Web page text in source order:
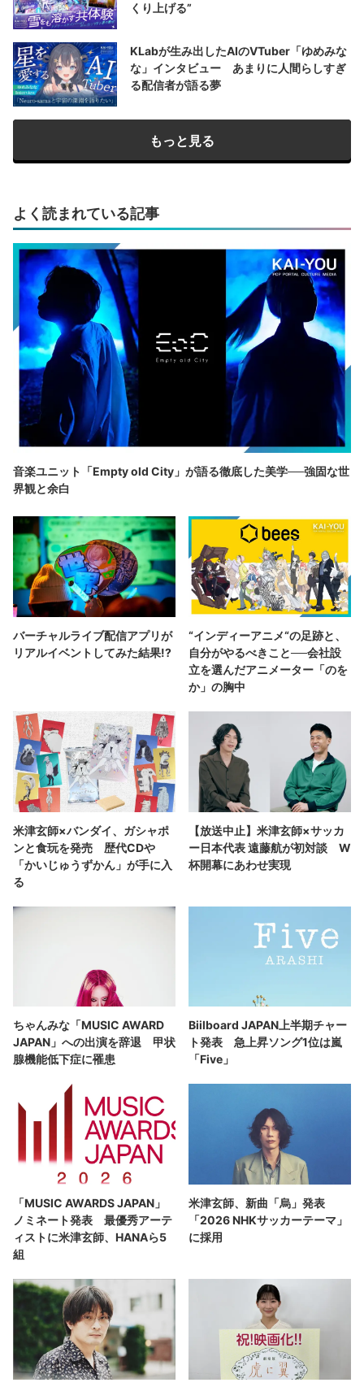
くり上げる”
KLabが生み出したAIのVTuber「ゆめみな
な」インタビュー あまりに人間らしすぎ
る配信者が語る夢
もっと見る
よく読まれている記事
音楽ユニット「Empty old City」が語る徹底した美学──強固な世
界観と余白
バーチャルライブ配信アプリが
リアルイベントしてみた結果!?
“インディーアニメ“の足跡と、
自分がやるべきこと──会社設
立を選んだアニメーター「のを
か」の胸中
米津玄師×バンダイ、ガシャポ
ンと食玩を発売 歴代CDや
「かいじゅうずかん」が手に入
る
【放送中止】米津玄師×サッカ
ー日本代表 遠藤航が初対談 W
杯開幕にあわせ実現
ちゃんみな「MUSIC AWARD
JAPAN」への出演を辞退 甲状
腺機能低下症に罹患
Biilboard JAPAN上半期チャー
ト発表 急上昇ソング1位は嵐
「Five」
「MUSIC AWARDS JAPAN」
ノミネート発表 最優秀アーテ
ィストに米津玄師、HANAら5
組
米津玄師、新曲「烏」発表
「2026 NHKサッカーテーマ」
に採用